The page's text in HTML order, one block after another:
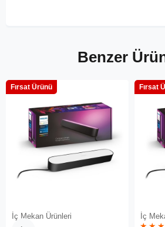
Benzer
İç Mekan Ürünleri
Fırsat Ürünü
İç
Fırsat